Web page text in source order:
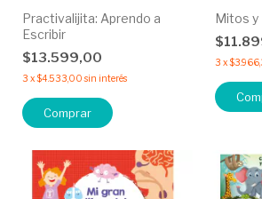
Practivalijita: Aprendo a
Escribir
$13.599,00
3 x$4.533,00 sin interés
Comprar
Mitos y
3 x